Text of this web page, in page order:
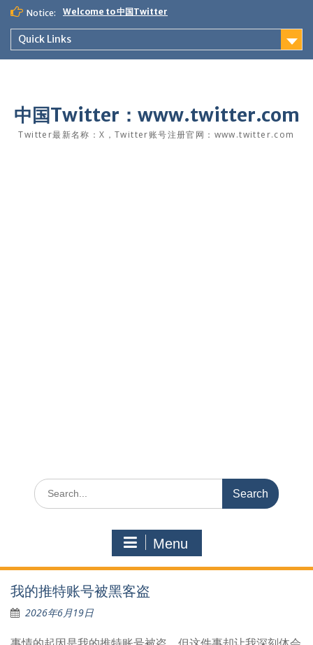
Skip
content
Notice: Welcome to 中国Twitter
Quick Links
中国Twitter：www.twitter.com
Twitter最新名称：X，Twitter账号注册官网：www.twitter.com
Search
for:
Menu
我的推特账号被黑客盗
2026年6月19日